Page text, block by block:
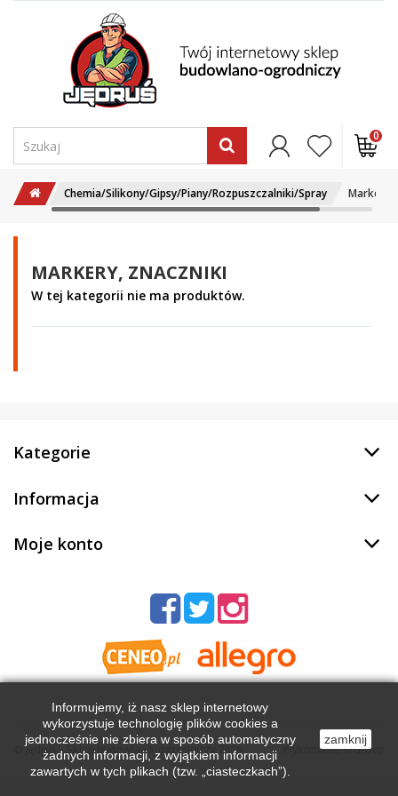
0
Chemia/Silikony/Gipsy/Piany/Rozpuszczalniki/Spray Markery,
MARKERY, ZNACZNIKI
W tej kategorii nie ma produktów.
Kategorie
Informacja
Moje konto
Informujemy, iż nasz sklep internetowy
wykorzystuje technologię plików cookies a
jednocześnie nie zbiera w sposób automatyczny
żadnych informacji, z wyjątkiem informacji
zawartych w tych plikach (tzw. „ciasteczkach”).
zamknij
©Jędruś - Sklep budowlano-ogrodniczy 2026 Wykonanie:MGroup